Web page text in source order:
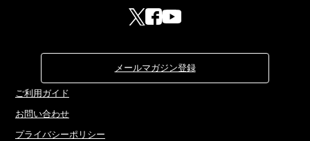
メールマガジン登録
ご利用ガイド
お問い合わせ
プライバシーポリシー